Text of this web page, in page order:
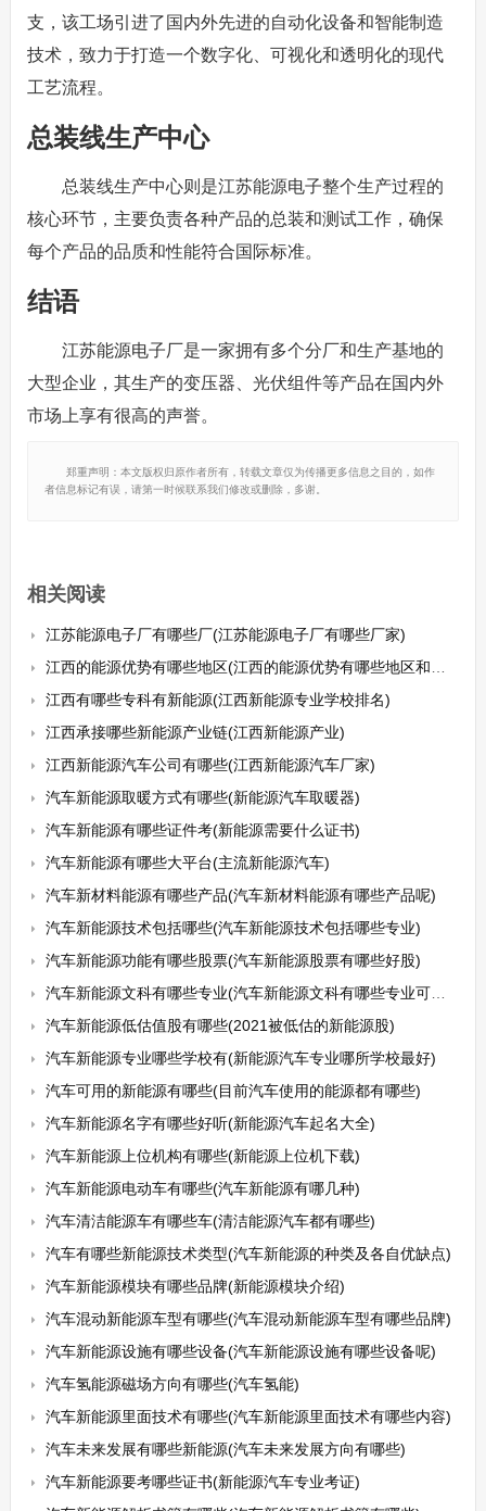
支，该工场引进了国内外先进的自动化设备和智能制造
技术，致力于打造一个数字化、可视化和透明化的现代
工艺流程。
总装线生产中心
总装线生产中心则是江苏能源电子整个生产过程的
核心环节，主要负责各种产品的总装和测试工作，确保
每个产品的品质和性能符合国际标准。
结语
江苏能源电子厂是一家拥有多个分厂和生产基地的
大型企业，其生产的变压器、光伏组件等产品在国内外
市场上享有很高的声誉。
郑重声明：本文版权归原作者所有，转载文章仅为传播更多信息之目的，如作
者信息标记有误，请第一时候联系我们修改或删除，多谢。
相关阅读
江苏能源电子厂有哪些厂(江苏能源电子厂有哪些厂家)
江西的能源优势有哪些地区(江西的能源优势有哪些地区和特点)
江西有哪些专科有新能源(江西新能源专业学校排名)
江西承接哪些新能源产业链(江西新能源产业)
江西新能源汽车公司有哪些(江西新能源汽车厂家)
汽车新能源取暖方式有哪些(新能源汽车取暖器)
汽车新能源有哪些证件考(新能源需要什么证书)
汽车新能源有哪些大平台(主流新能源汽车)
汽车新材料能源有哪些产品(汽车新材料能源有哪些产品呢)
汽车新能源技术包括哪些(汽车新能源技术包括哪些专业)
汽车新能源功能有哪些股票(汽车新能源股票有哪些好股)
汽车新能源文科有哪些专业(汽车新能源文科有哪些专业可以选)
汽车新能源低估值股有哪些(2021被低估的新能源股)
汽车新能源专业哪些学校有(新能源汽车专业哪所学校最好)
汽车可用的新能源有哪些(目前汽车使用的能源都有哪些)
汽车新能源名字有哪些好听(新能源汽车起名大全)
汽车新能源上位机构有哪些(新能源上位机下载)
汽车新能源电动车有哪些(汽车新能源有哪几种)
汽车清洁能源车有哪些车(清洁能源汽车都有哪些)
汽车有哪些新能源技术类型(汽车新能源的种类及各自优缺点)
汽车新能源模块有哪些品牌(新能源模块介绍)
汽车混动新能源车型有哪些(汽车混动新能源车型有哪些品牌)
汽车新能源设施有哪些设备(汽车新能源设施有哪些设备呢)
汽车氢能源磁场方向有哪些(汽车氢能)
汽车新能源里面技术有哪些(汽车新能源里面技术有哪些内容)
汽车未来发展有哪些新能源(汽车未来发展方向有哪些)
汽车新能源要考哪些证书(新能源汽车专业考证)